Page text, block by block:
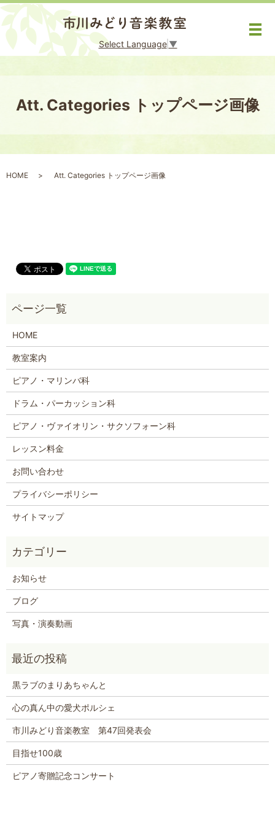
Select Language ▼
メ
Att. Categories トップページ画像
HOME Att. Categories トップページ画像
HOME
教室案内
ピアノ・マリンバ科
ドラム・パーカッション科
ピアノ・ヴァイオリン・サクソフォーン科
レッスン料金
お問い合わせ
プライバシーポリシー
サイトマップ
お知らせ
ブログ
写真・演奏動画
黒ラブのまりあちゃんと
心の真ん中の愛犬ポルシェ
市川みどり音楽教室 第47回発表会
目指せ100歳
ピアノ寄贈記念コンサート